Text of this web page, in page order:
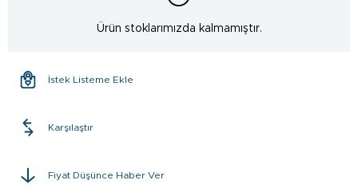
Ürün stoklarımızda kalmamıştır.
İstek Listeme Ekle
Karşılaştır
Fiyat Düşünce Haber Ver